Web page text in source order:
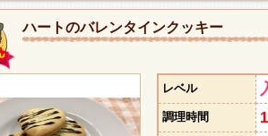
ハートのバレンタインクッキー
レベル
調理時間